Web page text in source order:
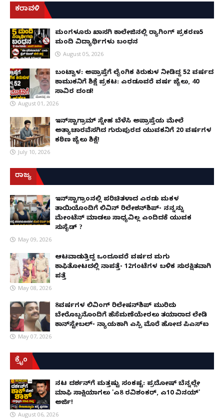
ಕರಾವಳಿ
ಮಂಗಳೂರು ಖಾಸಗಿ ಕಾಲೇಜಿನಲ್ಲಿ ರ‌್ಯಾಗಿಂಗ್ ಪ್ರಕರಣ5
ಮಂದಿ ವಿದ್ಯಾರ್ಥಿಗಳು ಬಂಧನ
August 05, 2026
ಬಂಟ್ವಾಳ: ಅಪ್ರಾಪ್ತೆಗೆ ಲೈಂಗಿಕ ಕಿರುಕುಳ ನೀಡಿದ್ದ 52 ವರ್ಷದ
ಕಾಮುಕನಿಗೆ ಶಿಕ್ಷೆ ಪ್ರಕಟ: ಎರಡೂವರೆ ವರ್ಷ ಜೈಲು, ₹40
ಸಾವಿರ ದಂಡ!
August 01, 2026
ಇನ್‌ಸ್ಟಾಗ್ರಾಮ್ ಸ್ನೇಹ ಬೆಳೆಸಿ ಅಪ್ರಾಪ್ತೆಯ ಮೇಲೆ
ಅತ್ಯಾಚಾರವೆಸಗಿದ ಗುರುಪುರದ ಯುವಕನಿಗೆ 20 ವರ್ಷಗಳ
ಕಠಿಣ ಜೈಲು ಶಿಕ್ಷೆ!
July 10, 2026
ರಾಜ್ಯ
ಇನ್​ಸ್ಟಾಗ್ರಾಂನಲ್ಲಿ ಪರಿಚಿತಳಾದ ಎರಡು ಮಕ್ಕಳ
ತಾಯಿಯೊಂದಿಗೆ ಲಿವಿನ್ ರಿಲೇಶನ್​ಶಿಪ್- ನನ್ನನ್ನು
ಮೇಂಟೆನ್ ಮಾಡಲು ಸಾಧ್ಯವಿಲ್ಲ ಎಂದಿದಕ್ಕೆ ಯುವಕ
ಸುಸೈಡ್ ?
May 09, 2026
ಆಟವಾಡುತ್ತಿದ್ದ ಒಂದೂವರೆ ವರ್ಷದ ಮಗು
ಕಾಫಿತೋಟದಲ್ಲಿ ನಾಪತ್ತೆ- 12ಗಂಟೆಗಳ ಬಳಿಕ ಸುರಕ್ಷಿತವಾಗಿ
ಪತ್ತೆ
May 08, 2026
8ವರ್ಷಗಳ ಲಿವಿಂಗ್‌ ರಿಲೇಷನ್‌ಶಿಪ್ ಮುರಿದು
ಬೇರೊಬ್ಬನೊಂದಿಗೆ ಹೆಸೆಮಣೆಯೇರಲು ತಯಾರಾದ ಲೇಡಿ
ಕಾನ್‌ಸ್ಟೇಬಲ್- ನ್ಯಾಯಕ್ಕಾಗಿ ಎಸ್ಪಿ ಮೊರೆ ಹೋದ ಪಿಎಸ್ಐ
May 07, 2026
ಕ್ರೈಂ
ನಟ ದರ್ಶನ್‌ಗೆ ಮತ್ತಷ್ಟು ಸಂಕಷ್ಟ: ಪ್ರದೋಷ್ ಬೆನ್ನಲ್ಲೇ
ಮಾಫಿ ಸಾಕ್ಷಿಯಾಗಲು 'ಎ8 ರವಿಶಂಕರ್, ಎ10 ವಿನಯ್'
ಅರ್ಜಿ!
August 06, 2026